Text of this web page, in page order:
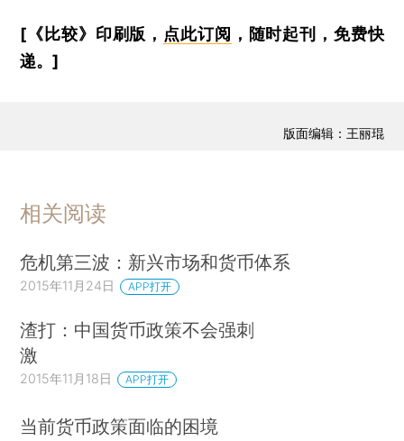
[《比较》印刷版， 点此订阅 ，随时起刊，免费快
递。]
版面编辑：王丽琨
相关阅读
危机第三波：新兴市场和货币体系
2015年11月24日 APP打开
渣打：中国货币政策不会强刺
激
2015年11月18日 APP打开
当前货币政策面临的困境